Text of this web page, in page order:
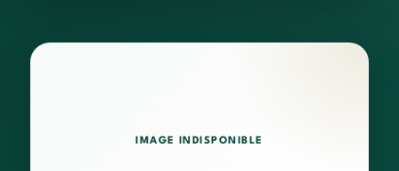
IMAGE INDISPONIBLE